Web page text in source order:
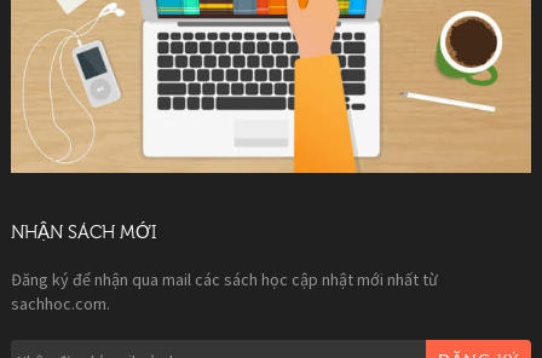
NHẬN SÁCH MỚI
Đăng ký để nhận qua mail các sách học cập nhật mới nhất từ
sachhoc.com.